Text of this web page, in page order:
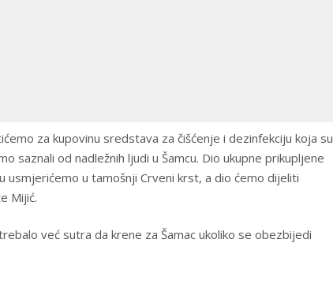
za kupovinu sredstava za čišćenje i dezinfekciju koja su
saznali od nadležnih ljudi u Šamcu. Dio ukupne prikupljene
usmjerićemo u tamošnji Crveni krst, a dio ćemo dijeliti
Mijić.
već sutra da krene za Šamac ukoliko se obezbijedi